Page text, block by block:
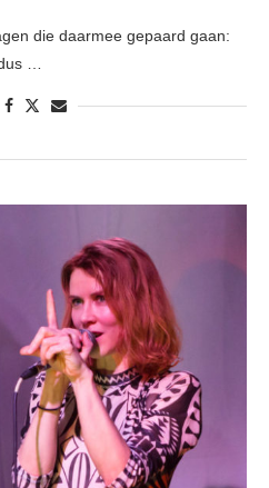
die daarmee gepaard gaan:
…